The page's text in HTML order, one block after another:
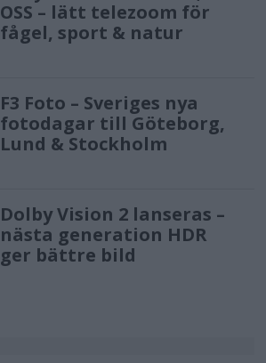
OSS – lätt telezoom för
fågel, sport & natur
F3 Foto – Sveriges nya
fotodagar till Göteborg,
Lund & Stockholm
Dolby Vision 2 lanseras –
nästa generation HDR
ger bättre bild